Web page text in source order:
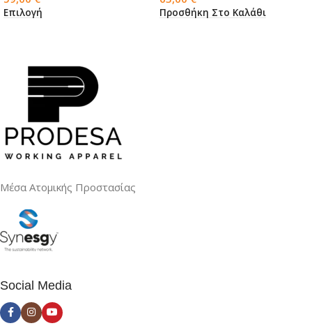
Επιλογή Προσθήκη Στο Καλάθι
Μέσα Ατομικής Προστασίας
Social Media